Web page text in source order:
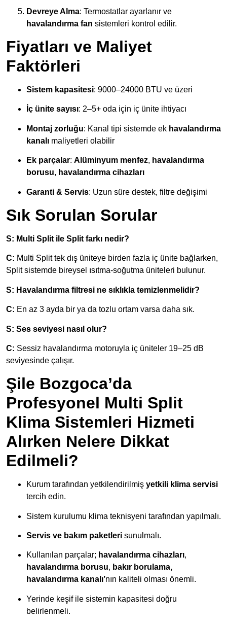
Devreye Alma: Termostatlar ayarlanır ve
havalandırma fan sistemleri kontrol edilir.
Fiyatları ve Maliyet
Faktörleri
Sistem kapasitesi: 9000–24000 BTU ve üzeri
İç ünite sayısı: 2–5+ oda için iç ünite ihtiyacı
Montaj zorluğu: Kanal tipi sistemde ek havalandırma
kanalı maliyetleri olabilir
Ek parçalar: Alüminyum menfez, havalandırma
borusu, havalandırma cihazları
Garanti & Servis: Uzun süre destek, filtre değişimi
Sık Sorulan Sorular
S: Multi Split ile Split farkı nedir?
C: Multi Split tek dış üniteye birden fazla iç ünite bağlarken,
Split sistemde bireysel ısıtma-soğutma üniteleri bulunur.
S: Havalandırma filtresi ne sıklıkla temizlenmelidir?
C: En az 3 ayda bir ya da tozlu ortam varsa daha sık.
S: Ses seviyesi nasıl olur?
C: Sessiz havalandırma motoruyla iç üniteler 19–25 dB
seviyesinde çalışır.
Şile Bozgoca’da
Profesyonel Multi Split
Klima Sistemleri Hizmeti
Alırken Nelere Dikkat
Edilmeli?
Kurum tarafından yetkilendirilmiş yetkili klima servisi
tercih edin.
Sistem kurulumu klima teknisyeni tarafından yapılmalı.
Servis ve bakım paketleri sunulmalı.
Kullanılan parçalar; havalandırma cihazları,
havalandırma borusu, bakır borulama,
havalandırma kanalı’nın kaliteli olması önemli.
Yerinde keşif ile sistemin kapasitesi doğru
belirlenmeli.